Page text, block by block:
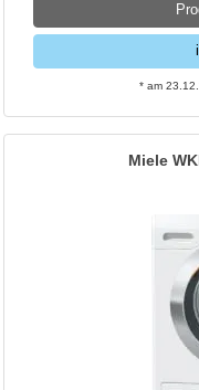
* am
Miele